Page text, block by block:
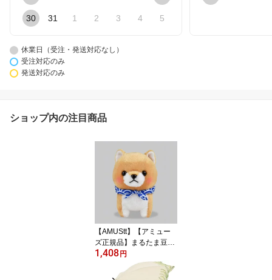
30 31 1 2 3 4 5
休業日（受注・発送対応なし）
受注対応のみ
発送対応のみ
ショップ内の注目商品
【AMUStt】【アミュー
ズ正規品】まるたま豆し
ば三兄弟 ST 豆太郎
703138 (イヌ、いぬ、
柴犬、ドッグ、人形、玩
1,408円